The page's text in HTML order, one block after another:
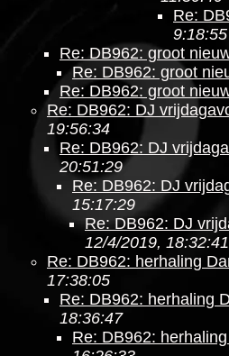
Re:
9:18:55
Re: DB962: groot
Re: DB962: groot
Re: DB962: groot
Re: DB962: DJ
19:56:34
Re: DB962: DJ
20:51:29
Re: DB962: DJ
15:17:29
Re: DB962: DJ
12/4/2019, 18:32:41
Re: DB962: herhaling
17:38:05
Re: DB962: herhaling
18:36:47
Re: DB962: